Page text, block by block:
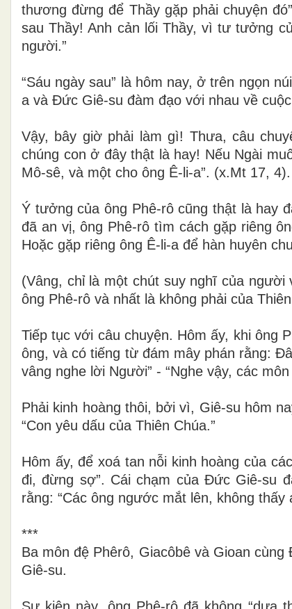
thương đừng để Thầy gặp phải chuyện
sau Thầy! Anh cản lối Thầy, vì tư tưởng
người.”
“Sáu ngày sau” là hôm nay, ở trên ngọn
a và Đức Giê-su đàm đạo với nhau về
Vậy, bây giờ phải làm gì! Thưa, câu
chúng con ở đây thật là hay! Nếu Ngài
Mô-sê, và một cho ông Ê-li-a”. (x.Mt 17, 4).
Ý tưởng của ông Phê-rô cũng thật là hay
đã an vị, ông Phê-rô tìm cách gặp riêng
Hoặc gặp riêng ông Ê-li-a để hàn huyên
(Vâng, chỉ là một chút suy nghĩ của
ông Phê-rô và nhất là không phải của
Tiếp tục với câu chuyện. Hôm ấy, khi ông
ông, và có tiếng từ đám mây phán rằng:
vâng nghe lời Người” - “Nghe vậy, các
Phải kinh hoàng thôi, bởi vì, Giê-su hôm
“Con yêu dấu của Thiên Chúa.”
Hôm ấy, để xoá tan nỗi kinh hoàng của
đi, đừng sợ”. Cái chạm của Đức Giê-su
rằng: “Các ông ngước mắt lên, không
***
Ba môn đệ Phêrô, Giacôbê và Gioan
Giê-su.
Sự kiện này, ông Phê-rô đã không “dựa